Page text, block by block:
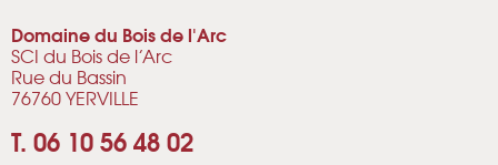
Domaine du Bois de l'Arc
SCI du Bois de l’Arc
Rue du Bassin
76760 YERVILLE
T. 06 10 56 48 02